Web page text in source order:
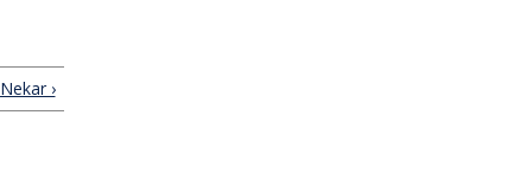
Nekar ›